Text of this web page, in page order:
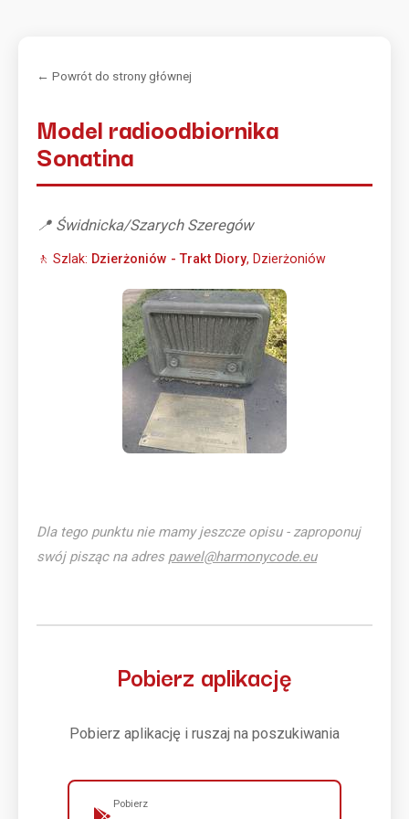
← Powrót do strony głównej
Model radioodbiornika
Sonatina
📍 Świdnicka/Szarych Szeregów
🚶 Szlak: Dzierżoniów - Trakt Diory, Dzierżoniów
Dla tego punktu nie mamy jeszcze opisu - zaproponuj
swój pisząc na adres pawel@harmonycode.eu
Pobierz aplikację
Pobierz aplikację i ruszaj na poszukiwania
Pobierz